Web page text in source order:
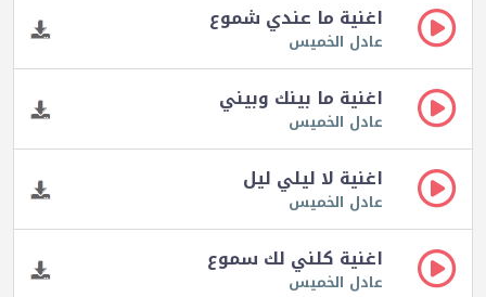
اغنية ما عندي شموع
عادل الخميس
اغنية ما بينك وبيني
عادل الخميس
اغنية لا ليلي ليل
عادل الخميس
اغنية كلني لك سموع
عادل الخميس